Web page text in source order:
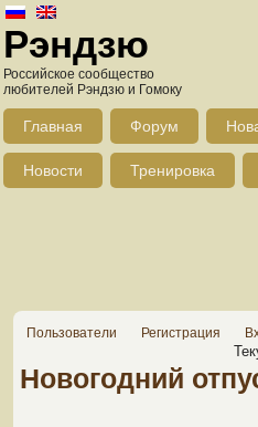
Рэндзю
Российское сообщество
любителей Рэндзю и Гомоку
Главная Форум
Новости Тренировка
Пользователи Регистрация
Новогодний